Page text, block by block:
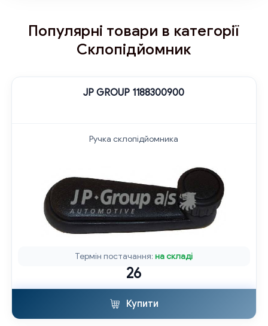
Популярні товари в категорії
Склопідйомник
JP GROUP 1188300900
Ручка склопідйомника
Термін постачання:на складі
26
Купити